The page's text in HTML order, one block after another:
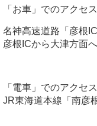
「お車」でのアクセス
名神高速道路 「彦根IC
彦根ICから大津方面
「電車」でのアクセス
JR東海道本線「南彦